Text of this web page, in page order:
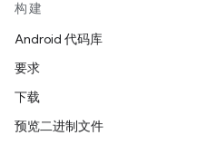
构建
Android 代码库
要求
下载
预览二进制文件